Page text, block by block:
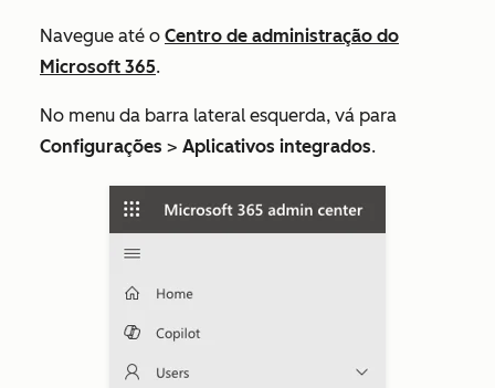
Navegue até o Centro de administração do
Microsoft 365.
No menu da barra lateral esquerda, vá para
Configurações > Aplicativos integrados.